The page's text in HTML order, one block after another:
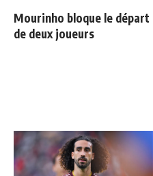
Mourinho bloque le départ
de deux joueurs